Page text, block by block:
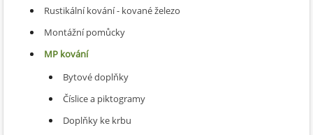
Rustikální kování - kované železo
Montážní pomůcky
MP kování
Bytové doplňky
Číslice a piktogramy
Doplňky ke krbu